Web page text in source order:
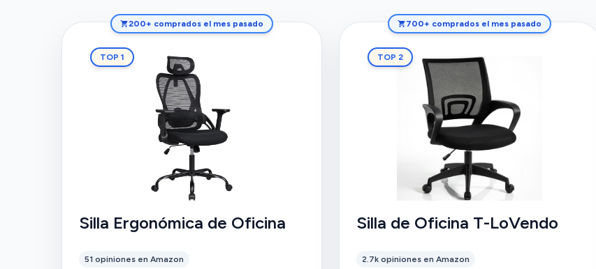
200+ comprados el mes pasado
TOP 1
Silla Ergonómica de Oficina
51 opiniones en Amazon
700+ comprados el mes pasado
TOP 2
Silla de Oficina T-LoVendo
2.7k opiniones en Amazon